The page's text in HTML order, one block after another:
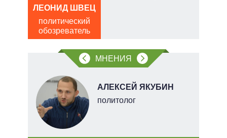
ЛЕОНИД ШВЕЦ
политический
обозреватель
МНЕНИЯ
АЛЕКСЕЙ ЯКУБИН
политолог